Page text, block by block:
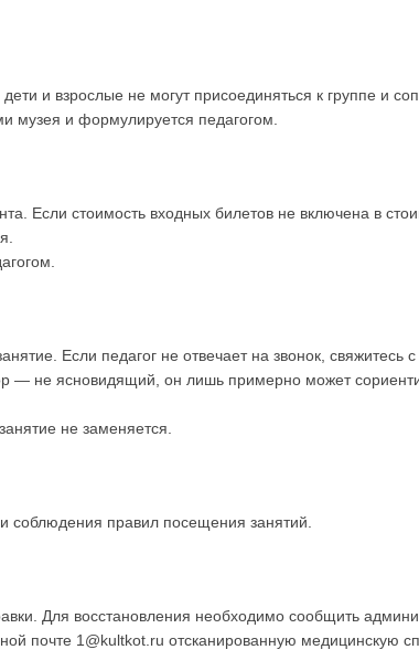
и взрослые не могут присоединяться к группе и
музея и формулируется педагогом.
Если стоимость входных билетов не включена в
Если педагог не отвечает на звонок, свяжитесь
— не ясновидящий, он лишь примерно может
не заменяется.
соблюдения правил посещения занятий.
Для восстановления необходимо сообщить
почте 1@kultkot.ru отсканированную медицинскую